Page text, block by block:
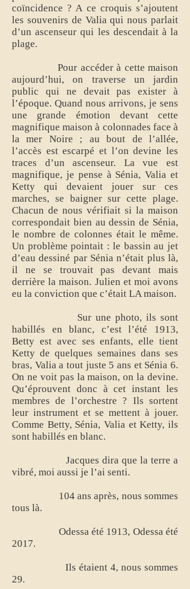
coïncidence ? A ce croquis s’ajoutent
les souvenirs de Valia qui nous parlait
d’un ascenseur qui les descendait à la
plage.
Pour accéder à cette maison
aujourd’hui, on traverse un jardin
public qui ne devait pas exister à
l’époque. Quand nous arrivons, je sens
une grande émotion devant cette
magnifique maison à colonnades face à
la mer Noire ; au bout de l’allée,
l’accès est escarpé et l’on devine les
traces d’un ascenseur. La vue est
magnifique, je pense à Sénia, Valia et
Ketty qui devaient jouer sur ces
marches, se baigner sur cette plage.
Chacun de nous vérifiait si la maison
correspondait bien au dessin de Sénia,
le nombre de colonnes était le même.
Un problème pointait : le bassin au jet
d’eau dessiné par Sénia n’était plus là,
il ne se trouvait pas devant mais
derrière la maison. Julien et moi avons
eu la conviction que c’était LA maison.
Sur une photo, ils sont
habillés en blanc, c’est l’été 1913,
Betty est avec ses enfants, elle tient
Ketty de quelques semaines dans ses
bras, Valia a tout juste 5 ans et Sénia 6.
On ne voit pas la maison, on la devine.
Qu’éprouvent donc à cet instant les
membres de l’orchestre ? Ils sortent
leur instrument et se mettent à jouer.
Comme Betty, Sénia, Valia et Ketty, ils
sont habillés en blanc.
Jacques dira que la terre a
vibré, moi aussi je l’ai senti.
104 ans après, nous sommes
tous là.
Odessa été 1913, Odessa été
2017.
Ils étaient 4, nous sommes
29.